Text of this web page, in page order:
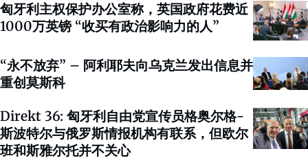
匈牙利主权保护办公室称，英国政府花费近
1000万英镑 “收买有政治影响力的人”
“永不放弃” – 阿利耶夫向乌克兰发出信息并
重创莫斯科
Direkt 36: 匈牙利自由党宣传员格奥尔格-
斯波特尔与俄罗斯情报机构有联系，但欧尔
班和斯雅尔托并不关心